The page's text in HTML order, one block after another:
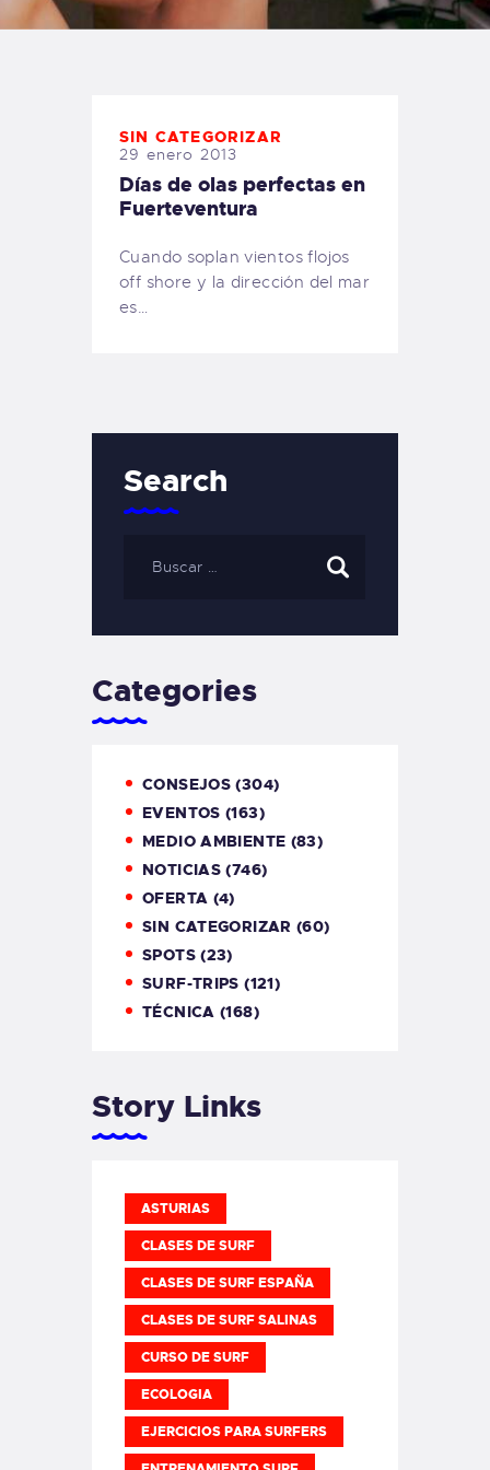
TIENDA FAMILY SURFERS
SIN CATEGORIZAR
29 enero 2013
Días de olas perfectas en
Fuerteventura
Cuando soplan vientos flojos
off shore y la dirección del mar
es…
Search
Categories
CONSEJOS (304)
EVENTOS (163)
MEDIO AMBIENTE (83)
NOTICIAS (746)
OFERTA (4)
SIN CATEGORIZAR (60)
SPOTS(23)
SURF-TRIPS (121)
TÉCNICA (168)
Story Links
ASTURIAS
CLASES DE SURF
CLASES DE SURF ESPAÑA
CLASES DE SURF SALINAS
CURSO DE SURF
ECOLOGIA
EJERCICIOS PARA SURFERS